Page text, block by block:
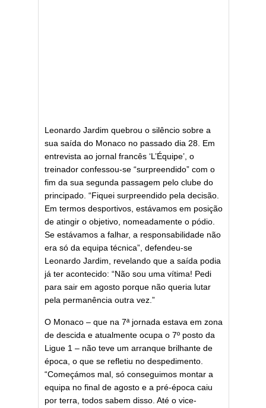
Leonardo Jardim quebrou o silêncio sobre a
sua saída do Monaco no passado dia 28. Em
entrevista ao jornal francês ‘L’Équipe’, o
treinador confessou-se “surpreendido” com o
fim da sua segunda passagem pelo clube do
principado. “Fiquei surpreendido pela decisão.
Em termos desportivos, estávamos em posição
de atingir o objetivo, nomeadamente o pódio.
Se estávamos a falhar, a responsabilidade não
era só da equipa técnica”, defendeu-se
Leonardo Jardim, revelando que a saída podia
já ter acontecido: “Não sou uma vítima! Pedi
para sair em agosto porque não queria lutar
pela permanência outra vez.”
O Monaco – que na 7ª jornada estava em zona
de descida e atualmente ocupa o 7º posto da
Ligue 1 – não teve um arranque brilhante de
época, o que se refletiu no despedimento.
“Começámos mal, só conseguimos montar a
equipa no final de agosto e a pré-época caiu
por terra, todos sabem disso. Até o vice-